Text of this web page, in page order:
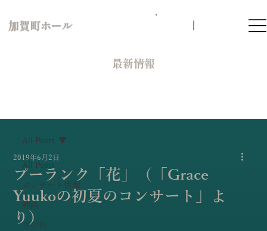
加賀町ホール
​最新情報
All Posts
コンサート情報
動画
その他
All Posts
プーランク「花」（「Grace
Yuukoの初夏のコンサート」よ
り）
2019年6月2日